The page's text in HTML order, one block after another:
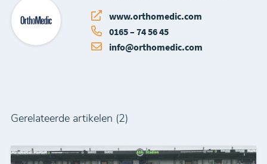
www.orthomedic.com
0165 – 74 56 45
info@orthomedic.com
Gerelateerde artikelen (2)